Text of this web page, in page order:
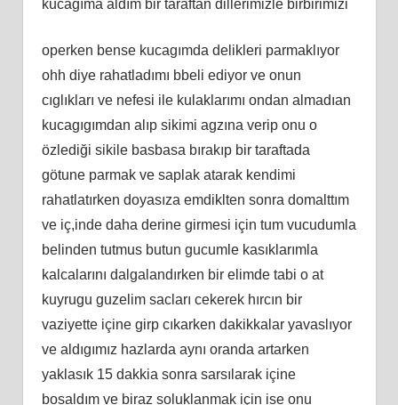
kucagıma aldım bir taraftan dillerimizle birbirimizi
operken bense kucagımda delikleri parmaklıyor
ohh diye rahatladımı bbeli ediyor ve onun
cıglıkları ve nefesi ile kulaklarımı ondan almadıan
kucagıgımdan alıp sikimi agzına verip onu o
özlediği sikile basbasa bırakıp bir taraftada
götune parmak ve saplak atarak kendimi
rahatlatırken doyasıza emdiklten sonra domalttım
ve iç,inde daha derine girmesi için tum vucudumla
belinden tutmus butun gucumle kasıklarımla
kalcalarını dalgalandırken bir elimde tabi o at
kuyrugu guzelim sacları cekerek hırcın bir
vaziyette içine girp cıkarken dakikkalar yavaslıyor
ve aldıgımız hazlarda aynı oranda artarken
yaklasık 15 dakkia sonra sarsılarak içine
bosaldım ve biraz soluklanmak için ise onu